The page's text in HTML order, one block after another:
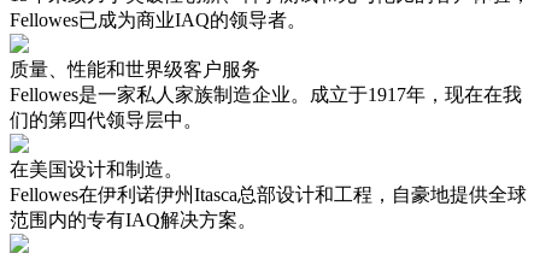
Fellowes已成为商业IAQ的领导者。
质量、性能和世界级客户服务
Fellowes是一家私人家族制造企业。成立于1917年，现在在我
们的第四代领导层中。
在美国设计和制造。
Fellowes在伊利诺伊州Itasca总部设计和工程，自豪地提供全球
范围内的专有IAQ解决方案。